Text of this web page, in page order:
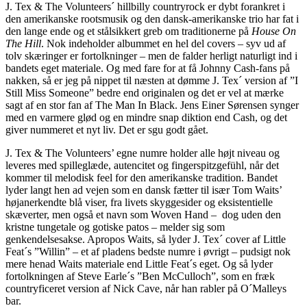
J. Tex & The Volunteers´ hillbilly countryrock er dybt forankret i
den amerikanske rootsmusik og den dansk-amerikanske trio har fat i
den lange ende og et stålsikkert greb om traditionerne på House On
The Hill. Nok indeholder albummet en hel del covers – syv ud af
tolv skæringer er fortolkninger – men de falder herligt naturligt ind i
bandets eget materiale. Og med fare for at få Johnny Cash-fans på
nakken, så er jeg på nippet til næsten at dømme J. Tex´ version af ”I
Still Miss Someone” bedre end originalen og det er vel at mærke
sagt af en stor fan af The Man In Black. Jens Einer Sørensen synger
med en varmere glød og en mindre snap diktion end Cash, og det
giver nummeret et nyt liv. Det er sgu godt gået.
J. Tex & The Volunteers’ egne numre holder alle højt niveau og
leveres med spilleglæde, autencitet og fingerspitzgefühl, når det
kommer til melodisk feel for den amerikanske tradition. Bandet
lyder langt hen ad vejen som en dansk fætter til især Tom Waits’
højanerkendte blå viser, fra livets skyggesider og eksistentielle
skæverter, men også et navn som Woven Hand – dog uden den
kristne tungetale og gotiske patos – melder sig som
genkendelsesakse. Apropos Waits, så lyder J. Tex´ cover af Little
Feat´s ”Willin” – et af pladens bedste numre i øvrigt – pudsigt nok
mere henad Waits materiale end Little Feat´s eget. Og så lyder
fortolkningen af Steve Earle´s ”Ben McCulloch”, som en fræk
countryficeret version af Nick Cave, når han rabler på O´Malleys
bar.